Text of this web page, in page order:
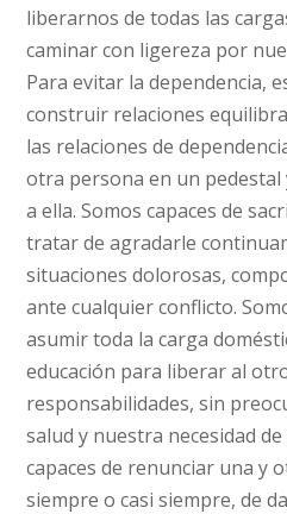
liberarnos de todas las
caminar con ligereza por
Para evitar la dependencia,
construir relaciones
las relaciones de
otra persona en un
a ella. Somos capaces de
tratar de agradarle
situaciones dolorosas,
ante cualquier conflicto.
asumir toda la carga
educación para liberar al
responsabilidades, sin
salud y nuestra necesidad de
capaces de renunciar una y
siempre o casi siempre, de